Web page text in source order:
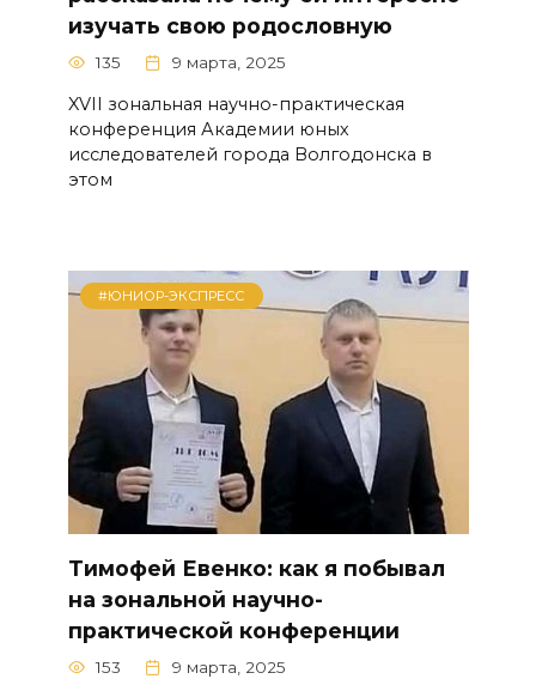
изучать свою родословную
135 9 марта, 2025
XVII зональная научно-практическая
конференция Академии юных
исследователей города Волгодонска в
этом
#ЮНИОР-ЭКСПРЕСС
Тимофей Евенко: как я побывал
на зональной научно-
практической конференции
153 9 марта, 2025